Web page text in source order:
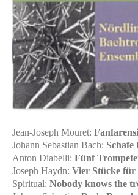
Jean-Joseph Mouret:
Johann Sebastian Bach: Schafe
Anton Diabelli: Fünf
Joseph Haydn: Vier Stücke
Spiritual: Nobody knows the